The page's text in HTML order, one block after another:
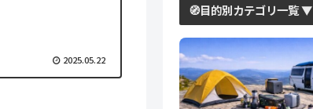
2025.05.22
🧭目的別カテゴリ一覧 ▼